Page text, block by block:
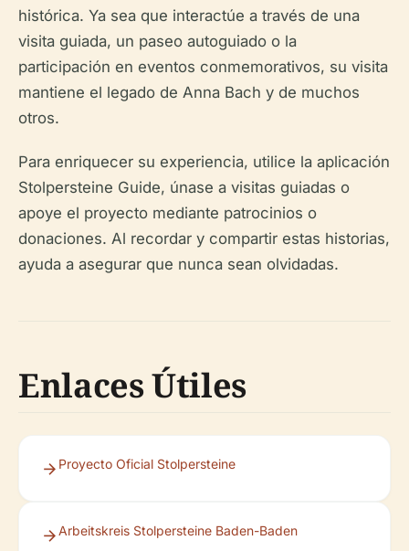
histórica. Ya sea que interactúe a través de una
visita guiada, un paseo autoguiado o la
participación en eventos conmemorativos, su visita
mantiene el legado de Anna Bach y de muchos
otros.
Para enriquecer su experiencia, utilice la aplicación
Stolpersteine Guide, únase a visitas guiadas o
apoye el proyecto mediante patrocinios o
donaciones. Al recordar y compartir estas historias,
ayuda a asegurar que nunca sean olvidadas.
Enlaces Útiles
Proyecto Oficial Stolpersteine
Arbeitskreis Stolpersteine Baden-Baden